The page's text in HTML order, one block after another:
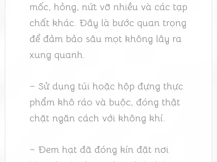
mốc, hỏng, nứt vỡ nhiều và các tạp
chất khác. Đây là bước quan trọng
để đảm bảo sâu mọt không lây ra
xung quanh.
– Sử dụng túi hoặc hộp đựng thực
phẩm khô ráo và buộc, đóng thật
chặt ngăn cách với không khí.
– Đem hạt đã đóng kín đặt nơi